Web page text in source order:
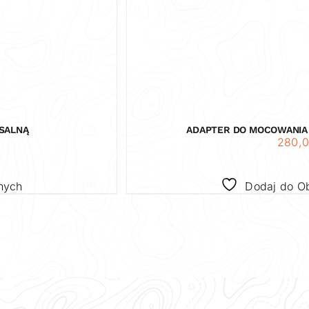
ADAPTER DO
Dodaj do